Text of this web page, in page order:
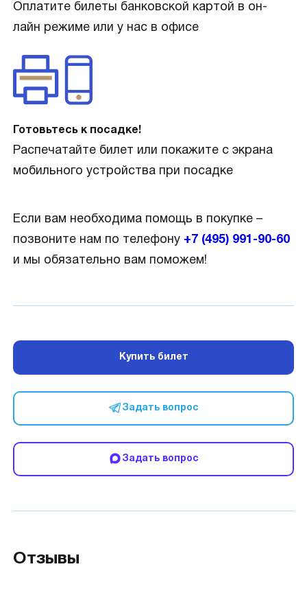
Оплатите билеты банковской картой в он-
лайн режиме или у нас в офисе
Готовьтесь к посадке!
Распечатайте билет или покажите с экрана
мобильного устройства при посадке
Если вам необходима помощь в покупке –
позвоните нам по телефону +7 (495) 991-90-60
и мы обязательно вам поможем!
Купить билет
Задать вопрос
Задать вопрос
Отзывы